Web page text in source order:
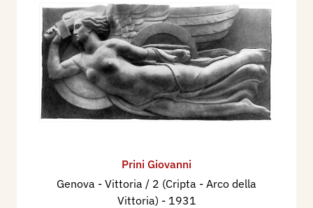
Prini Giovanni
Genova - Vittoria / 2 (Cripta - Arco della
Vittoria) - 1931